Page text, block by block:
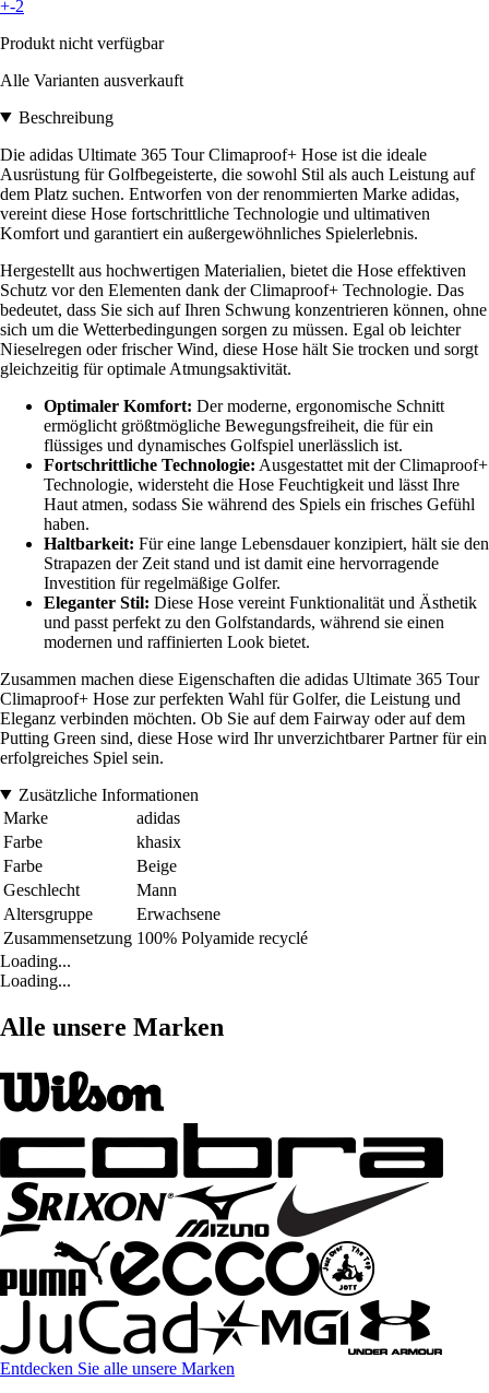
+-2
Produkt nicht verfügbar
Alle Varianten ausverkauft
Beschreibung
Die adidas Ultimate 365 Tour Climaproof+ Hose ist die ideale
Ausrüstung für Golfbegeisterte, die sowohl Stil als auch Leistung auf
dem Platz suchen. Entworfen von der renommierten Marke adidas,
vereint diese Hose fortschrittliche Technologie und ultimativen
Komfort und garantiert ein außergewöhnliches Spielerlebnis.
Hergestellt aus hochwertigen Materialien, bietet die Hose effektiven
Schutz vor den Elementen dank der Climaproof+ Technologie. Das
bedeutet, dass Sie sich auf Ihren Schwung konzentrieren können, ohne
sich um die Wetterbedingungen sorgen zu müssen. Egal ob leichter
Nieselregen oder frischer Wind, diese Hose hält Sie trocken und sorgt
gleichzeitig für optimale Atmungsaktivität.
Optimaler Komfort: Der moderne, ergonomische Schnitt
ermöglicht größtmögliche Bewegungsfreiheit, die für ein
flüssiges und dynamisches Golfspiel unerlässlich ist.
Fortschrittliche Technologie: Ausgestattet mit der Climaproof+
Technologie, widersteht die Hose Feuchtigkeit und lässt Ihre
Haut atmen, sodass Sie während des Spiels ein frisches Gefühl
haben.
Haltbarkeit: Für eine lange Lebensdauer konzipiert, hält sie den
Strapazen der Zeit stand und ist damit eine hervorragende
Investition für regelmäßige Golfer.
Eleganter Stil: Diese Hose vereint Funktionalität und Ästhetik
und passt perfekt zu den Golfstandards, während sie einen
modernen und raffinierten Look bietet.
Zusammen machen diese Eigenschaften die adidas Ultimate 365 Tour
Climaproof+ Hose zur perfekten Wahl für Golfer, die Leistung und
Eleganz verbinden möchten. Ob Sie auf dem Fairway oder auf dem
Putting Green sind, diese Hose wird Ihr unverzichtbarer Partner für ein
erfolgreiches Spiel sein.
Zusätzliche Informationen
Marke
adidas
Farbe
khasix
Farbe
Beige
Geschlecht
Mann
Altersgruppe
Erwachsene
Zusammensetzung 100% Polyamide recyclé
Loading...
Loading...
Alle unsere Marken
Entdecken Sie alle unsere Marken